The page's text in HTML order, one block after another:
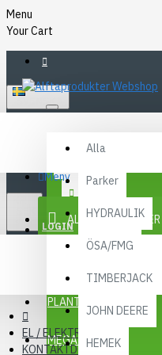
Menu
Your Cart
SEK
Alla
Parker
HYDRAULIK
ÖSA/FMG
TIMBERJACK
JOHN DEERE
HEMEK
KONTAKT
Meny
ALLA KATEGORIER
PLANTMA X
MEGA MENY
LOGIN
REGISTER
EL / ELEKTRONIK
KONTAKTDON